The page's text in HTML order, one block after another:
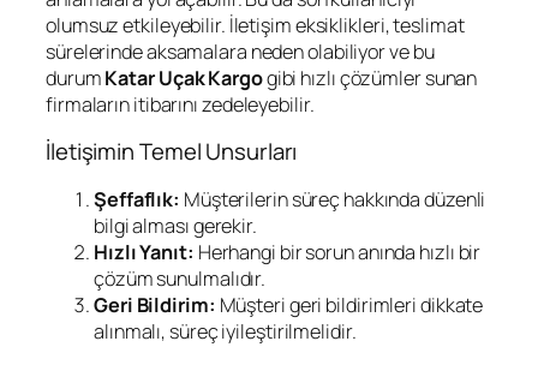
olumsuz etkileyebilir. İletişim eksiklikleri, teslimat
sürelerinde aksamalara neden olabiliyor ve bu
durumKatar Uçak Kargogibi hızlı çözümler sunan
firmaların itibarını zedeleyebilir.
İletişimin Temel Unsurları
Şeffaflık: Müşterilerin süreç hakkında düzenli
bilgi alması gerekir.
Hızlı Yanıt: Herhangi bir sorun anında hızlı bir
çözüm sunulmalıdır.
Geri Bildirim: Müşteri geri bildirimleri dikkate
alınmalı, süreç iyileştirilmelidir.